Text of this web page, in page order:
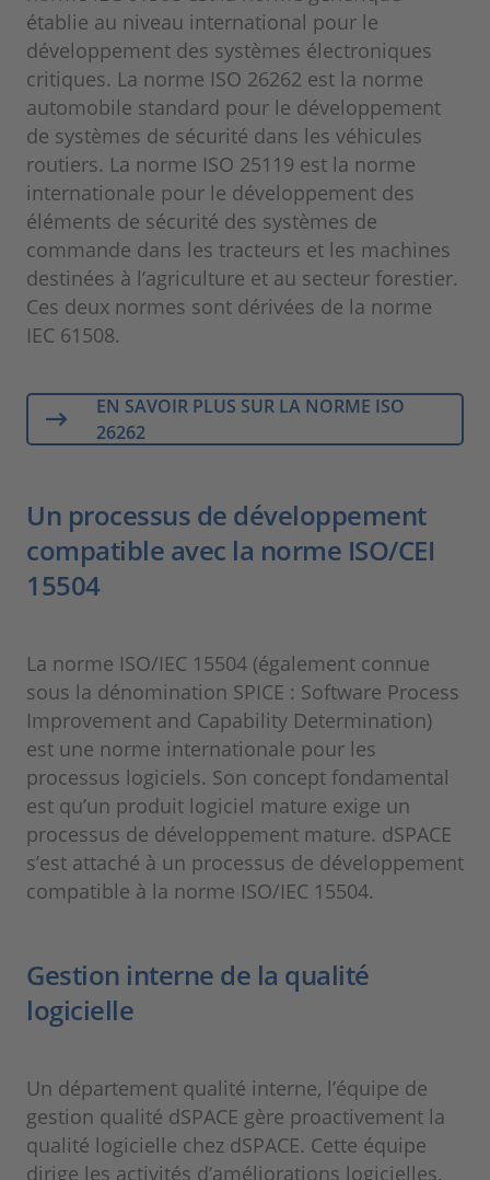
établie au niveau international pour le
développement des systèmes électroniques
critiques. La norme ISO 26262 est la norme
automobile standard pour le développement
de systèmes de sécurité dans les véhicules
routiers. La norme ISO 25119 est la norme
internationale pour le développement des
éléments de sécurité des systèmes de
commande dans les tracteurs et les machines
destinées à l’agriculture et au secteur forestier.
Ces deux normes sont dérivées de la norme
IEC 61508.
EN SAVOIR PLUS SUR LA NORME ISO
26262
Un processus de développement
compatible avec la norme ISO/CEI
15504
La norme ISO/IEC 15504 (également connue
sous la dénomination SPICE : Software Process
Improvement and Capability Determination)
est une norme internationale pour les
processus logiciels. Son concept fondamental
est qu’un produit logiciel mature exige un
processus de développement mature. dSPACE
s’est attaché à un processus de développement
compatible à la norme ISO/IEC 15504.
Gestion interne de la qualité
logicielle
Un département qualité interne, l’équipe de
gestion qualité dSPACE gère proactivement la
qualité logicielle chez dSPACE. Cette équipe
dirige les activités d’améliorations logicielles,